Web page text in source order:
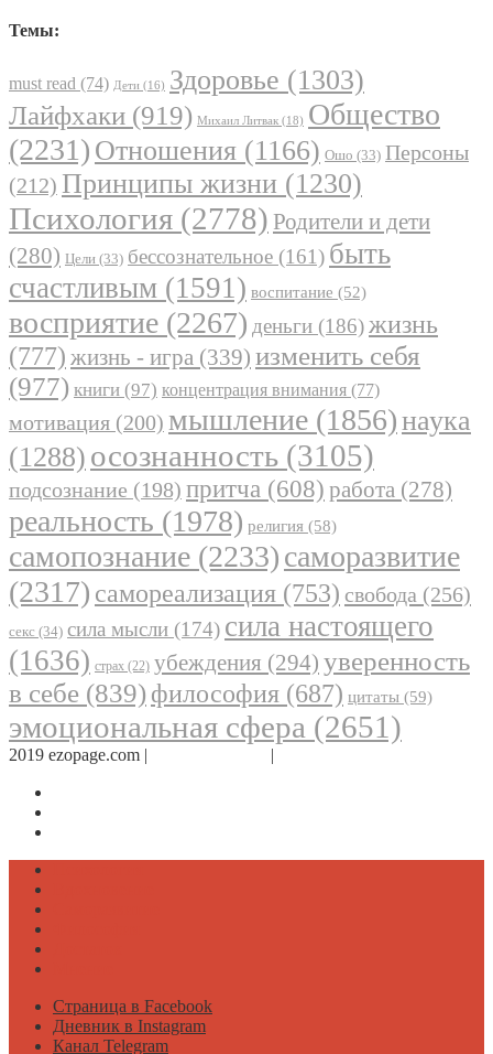
Темы:
must read (74) Дети (16) Здоровье (1303)
Лайфхаки (919) Михаил Литвак (18) Общество
(2231) Отношения (1166) Ошо (33) Персоны
(212) Принципы жизни (1230)
Психология (2778) Родители и дети
(280) Цели (33) бессознательное (161) быть
счастливым (1591) воспитание (52)
восприятие (2267) деньги (186)жизнь
(777) жизнь - игра (339) изменить себя
(977) книги (97) концентрация внимания (77)
мотивация (200) мышление (1856)наука
(1288) осознанность (3105)
подсознание (198) притча (608) работа (278)
реальность (1978) религия (58)
самопознание (2233)саморазвитие
(2317) самореализация (753) свобода (256)
секс (34) сила мысли (174) сила настоящего
(1636) страх (22) убеждения (294) уверенность
в себе (839) философия (687) цитаты (59)
эмоциональная сфера (2651)
2019 ezopage.com | |
Страница в Facebook
Дневник в Instagram
Канал Telegram